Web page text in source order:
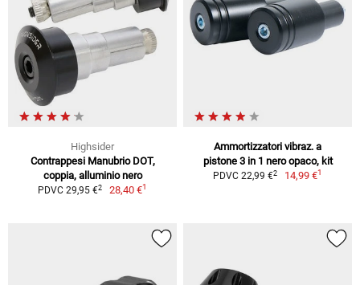
Highsider
Contrappesi Manubrio DOT,
coppia, alluminio nero
PDVC 29,95 €2 28,40 €1
Ammortizzatori vibraz. a
pistone 3 in 1 nero opaco, kit
PDVC 22,99 €2 14,99 €1